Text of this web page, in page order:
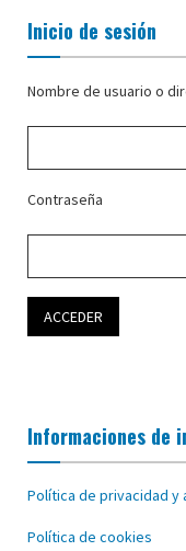
Inicio de sesión
Nombre de usuario o
Contraseña
Informaciones de
Política de privacidad y
Política de cookies